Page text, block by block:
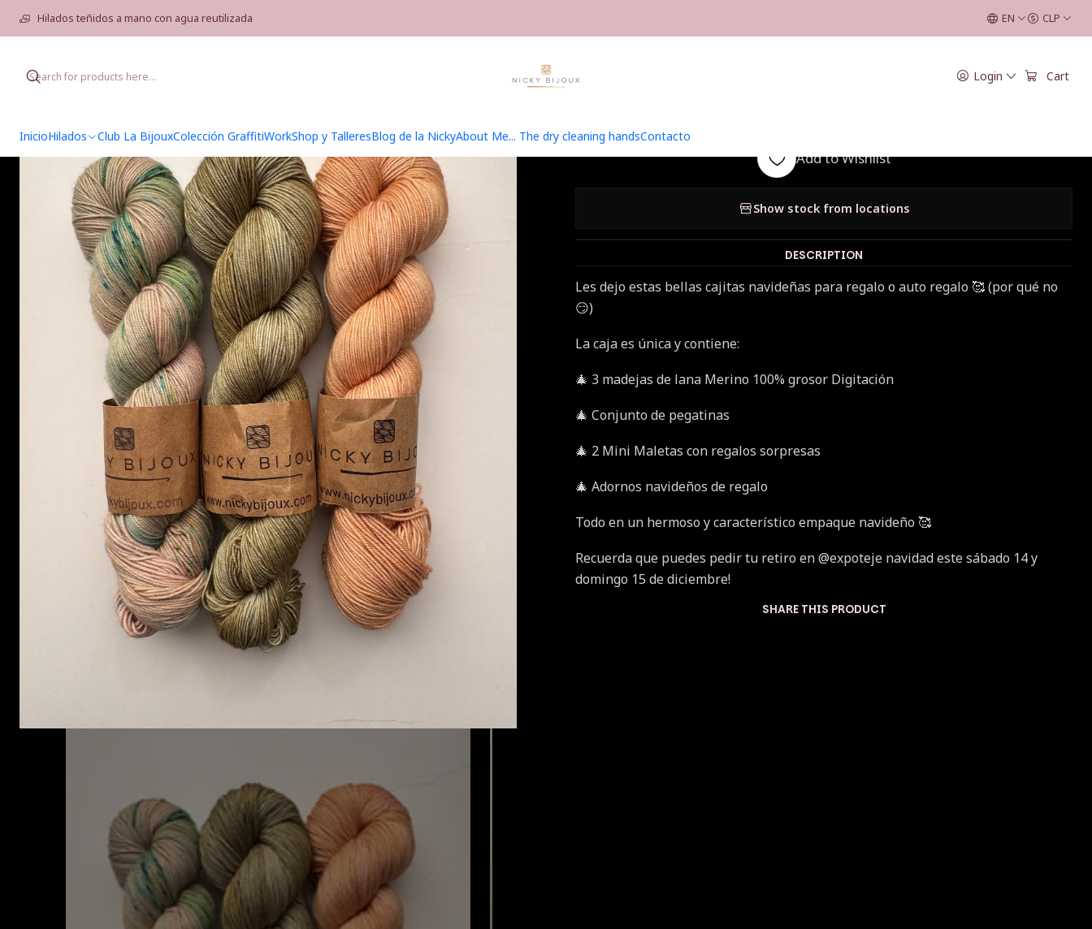
Login Cart
InicioHilados Club La BijouxColección GraffitiWorkShop y TalleresBlog de la NickyAbout Me... The dry cleaning handsContacto
Hilados teñidos a mano con agua reutilizada EN CLP
Caja Navidad Bijoux 4
Add to Wishlist
Show stock from locations
DESCRIPTION
Les dejo estas bellas cajitas navideñas para regalo o auto regalo 🥰 (por qué no
😏)
La caja es única y contiene:
🎄 3 madejas de lana Merino 100% grosor Digitación
🎄 Conjunto de pegatinas
🎄 2 Mini Maletas con regalos sorpresas
🎄 Adornos navideños de regalo
Todo en un hermoso y característico empaque navideño 🥰
Recuerda que puedes pedir tu retiro en @expoteje navidad este sábado 14 y
domingo 15 de diciembre!
SHARE THIS PRODUCT